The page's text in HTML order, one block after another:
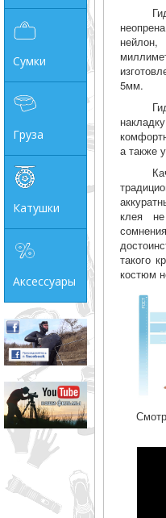
Сумки
Груза
Катушки
Аксессуары
5мм.
а также
клея
такого
костюм